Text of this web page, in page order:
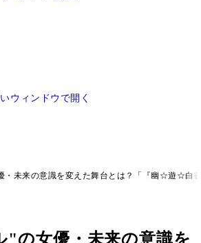
ウィンドウで開く
・未来の意識を変えた舞台とは？「『幽☆遊☆白
"の女優・未来の意識を